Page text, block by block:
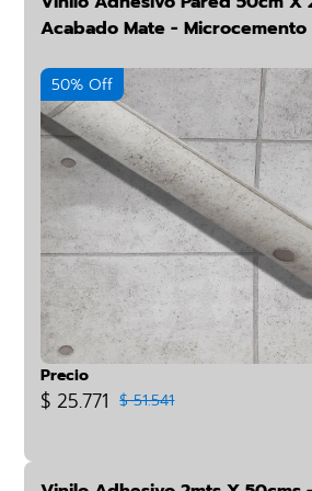
Acabado Mate - Microcemento
50% Off
Precio
$ 25.771 $ 51.541